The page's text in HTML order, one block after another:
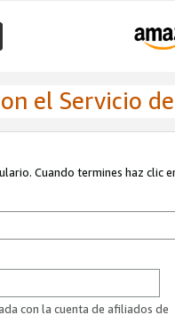
el Servicio
Cuando termines haz clic
con la cuenta de afiliados de